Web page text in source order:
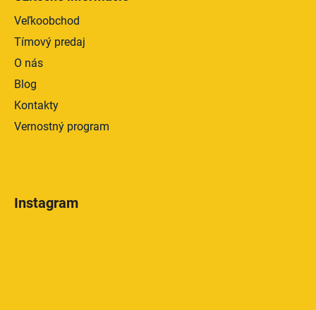
Veľkoobchod
Tímový predaj
O nás
Blog
Kontakty
Vernostný program
Instagram